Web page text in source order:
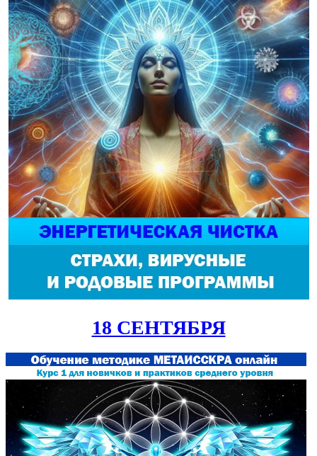
18 СЕНТЯБРЯ